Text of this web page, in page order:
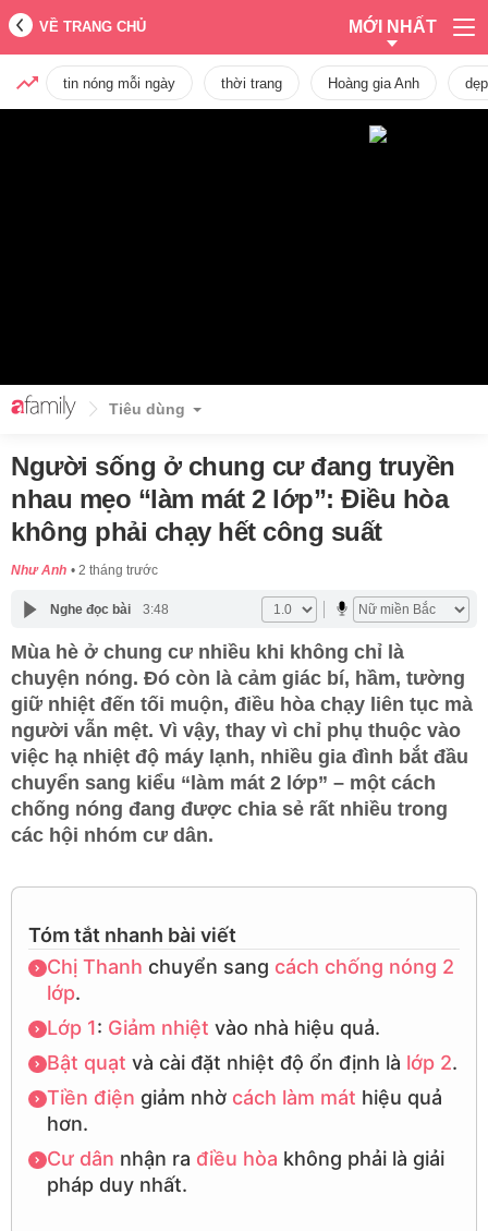
VỀ TRANG CHỦ MỚI NHẤT
tin nóng mỗi ngày thời trang Hoàng gia Anh dẹp
Tiêu dùng
Người sống ở chung cư đang truyền
nhau mẹo “làm mát 2 lớp”: Điều hòa
không phải chạy hết công suất
Như Anh 2 tháng trước
Nghe đọc bài 3:48
Mùa hè ở chung cư nhiều khi không chỉ là
chuyện nóng. Đó còn là cảm giác bí, hầm, tường
giữ nhiệt đến tối muộn, điều hòa chạy liên tục mà
người vẫn mệt. Vì vậy, thay vì chỉ phụ thuộc vào
việc hạ nhiệt độ máy lạnh, nhiều gia đình bắt đầu
chuyển sang kiểu “làm mát 2 lớp” – một cách
chống nóng đang được chia sẻ rất nhiều trong
các hội nhóm cư dân.
Tóm tắt nhanh bài viết
Chị Thanh chuyển sang cách chống nóng 2
lớp.
Lớp 1: Giảm nhiệt vào nhà hiệu quả.
Bật quạt và cài đặt nhiệt độ ổn định là lớp 2.
Tiền điện giảm nhờ cách làm mát hiệu quả
hơn.
Cư dân nhận ra điều hòa không phải là giải
pháp duy nhất.